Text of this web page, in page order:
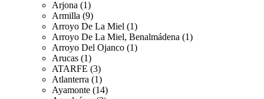
Arjona (1)
Armilla (9)
Arroyo De La Miel (1)
Arroyo De La Miel, Benalmádena (1)
Arroyo Del Ojanco (1)
Arucas (1)
ATARFE (3)
Atlanterra (1)
Ayamonte (14)